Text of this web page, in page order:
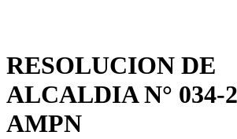
RESOLUCION DE
ALCALDIA N° 034-
AMPN